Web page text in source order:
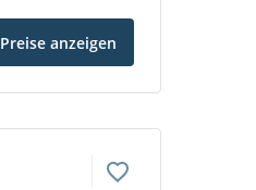
Preise anzeigen